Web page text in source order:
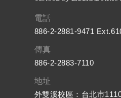
電話
886-2-2881-9471
傳真
886-2-2883-7110
地址
外雙溪校區：台北市